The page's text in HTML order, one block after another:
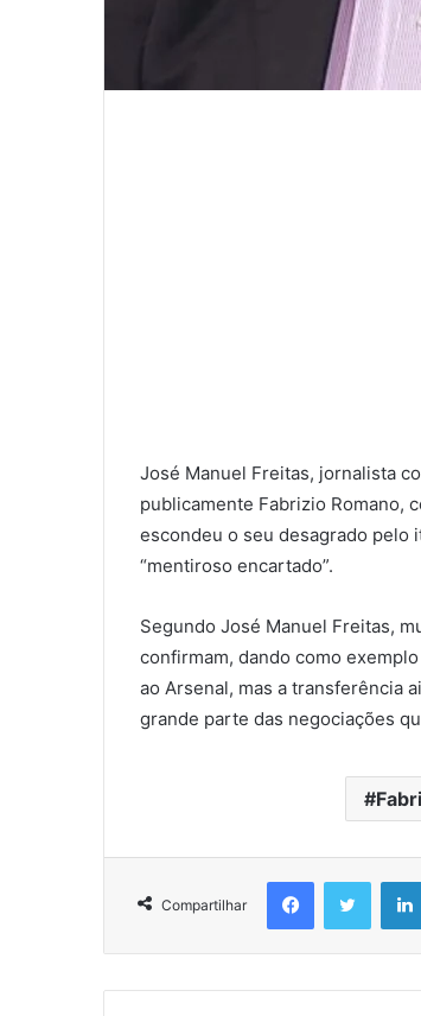
José Manuel Freitas, jornalista
publicamente Fabrizio Romano,
escondeu o seu desagrado pelo
“mentiroso encartado”.
Segundo José Manuel Freitas,
confirmam, dando como
ao Arsenal, mas a transferência
grande parte das negociações
Compartilhar
FacebookTwitter